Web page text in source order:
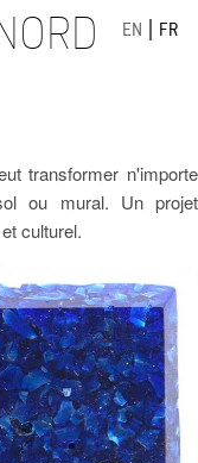
EN FR
transformer n'importe
ou mural. Un projet
culturel.